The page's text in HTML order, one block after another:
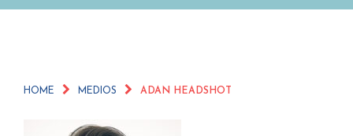
HOME MEDIOS ADAN HEADSHOT